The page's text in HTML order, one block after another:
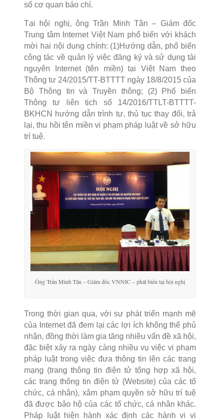
số cơ quan báo chí.
Tại hội nghị, ông Trần Minh Tân – Giám đốc
Trung tâm Internet Việt Nam phổ biến với khách
mời hai nội dung chính: (1)Hướng dẫn, phổ biến
công tác về quản lý việc đăng ký và sử dụng tài
nguyên Internet (tên miền) tại Việt Nam theo
Thông tư 24/2015/TT-BTTTT ngày 18/8/2015 của
Bộ Thông tin và Truyền thông; (2) Phổ biến
Thông tư liên tịch số 14/2016/TTLT-BTTTT-
BKHCN hướng dẫn trình tự, thủ tục thay đổi, trả
lại, thu hồi tên miền vi phạm pháp luật về sở hữu
trí tuệ.
Ông Trần Minh Tân – Giám đốc VNNIC – phát biểu tại hội nghị
Trong thời gian qua, với sự phát triển mạnh mẽ
của Internet đã đem lại các lợi ích không thể phủ
nhận, đồng thời làm gia tăng nhiều vấn đề xã hội,
đặc biệt xảy ra ngày càng nhiều vụ việc vi phạm
pháp luật trong việc đưa thông tin lên các trang
mạng (trang thông tin điện tử tổng hợp xã hội,
các trang thông tin điện tử (Website) của các tổ
chức, cá nhân), xâm phạm quyền sở hữu trí tuệ
đã được bảo hộ của các tổ chức, cá nhân khác.
Pháp luật hiện hành xác định các hành vi vi